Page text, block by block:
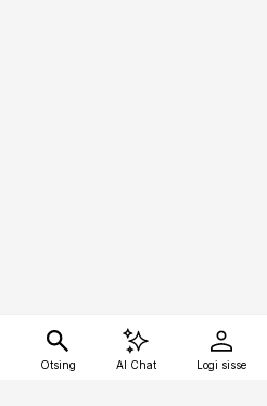
Otsing AI Chat Logi sisse